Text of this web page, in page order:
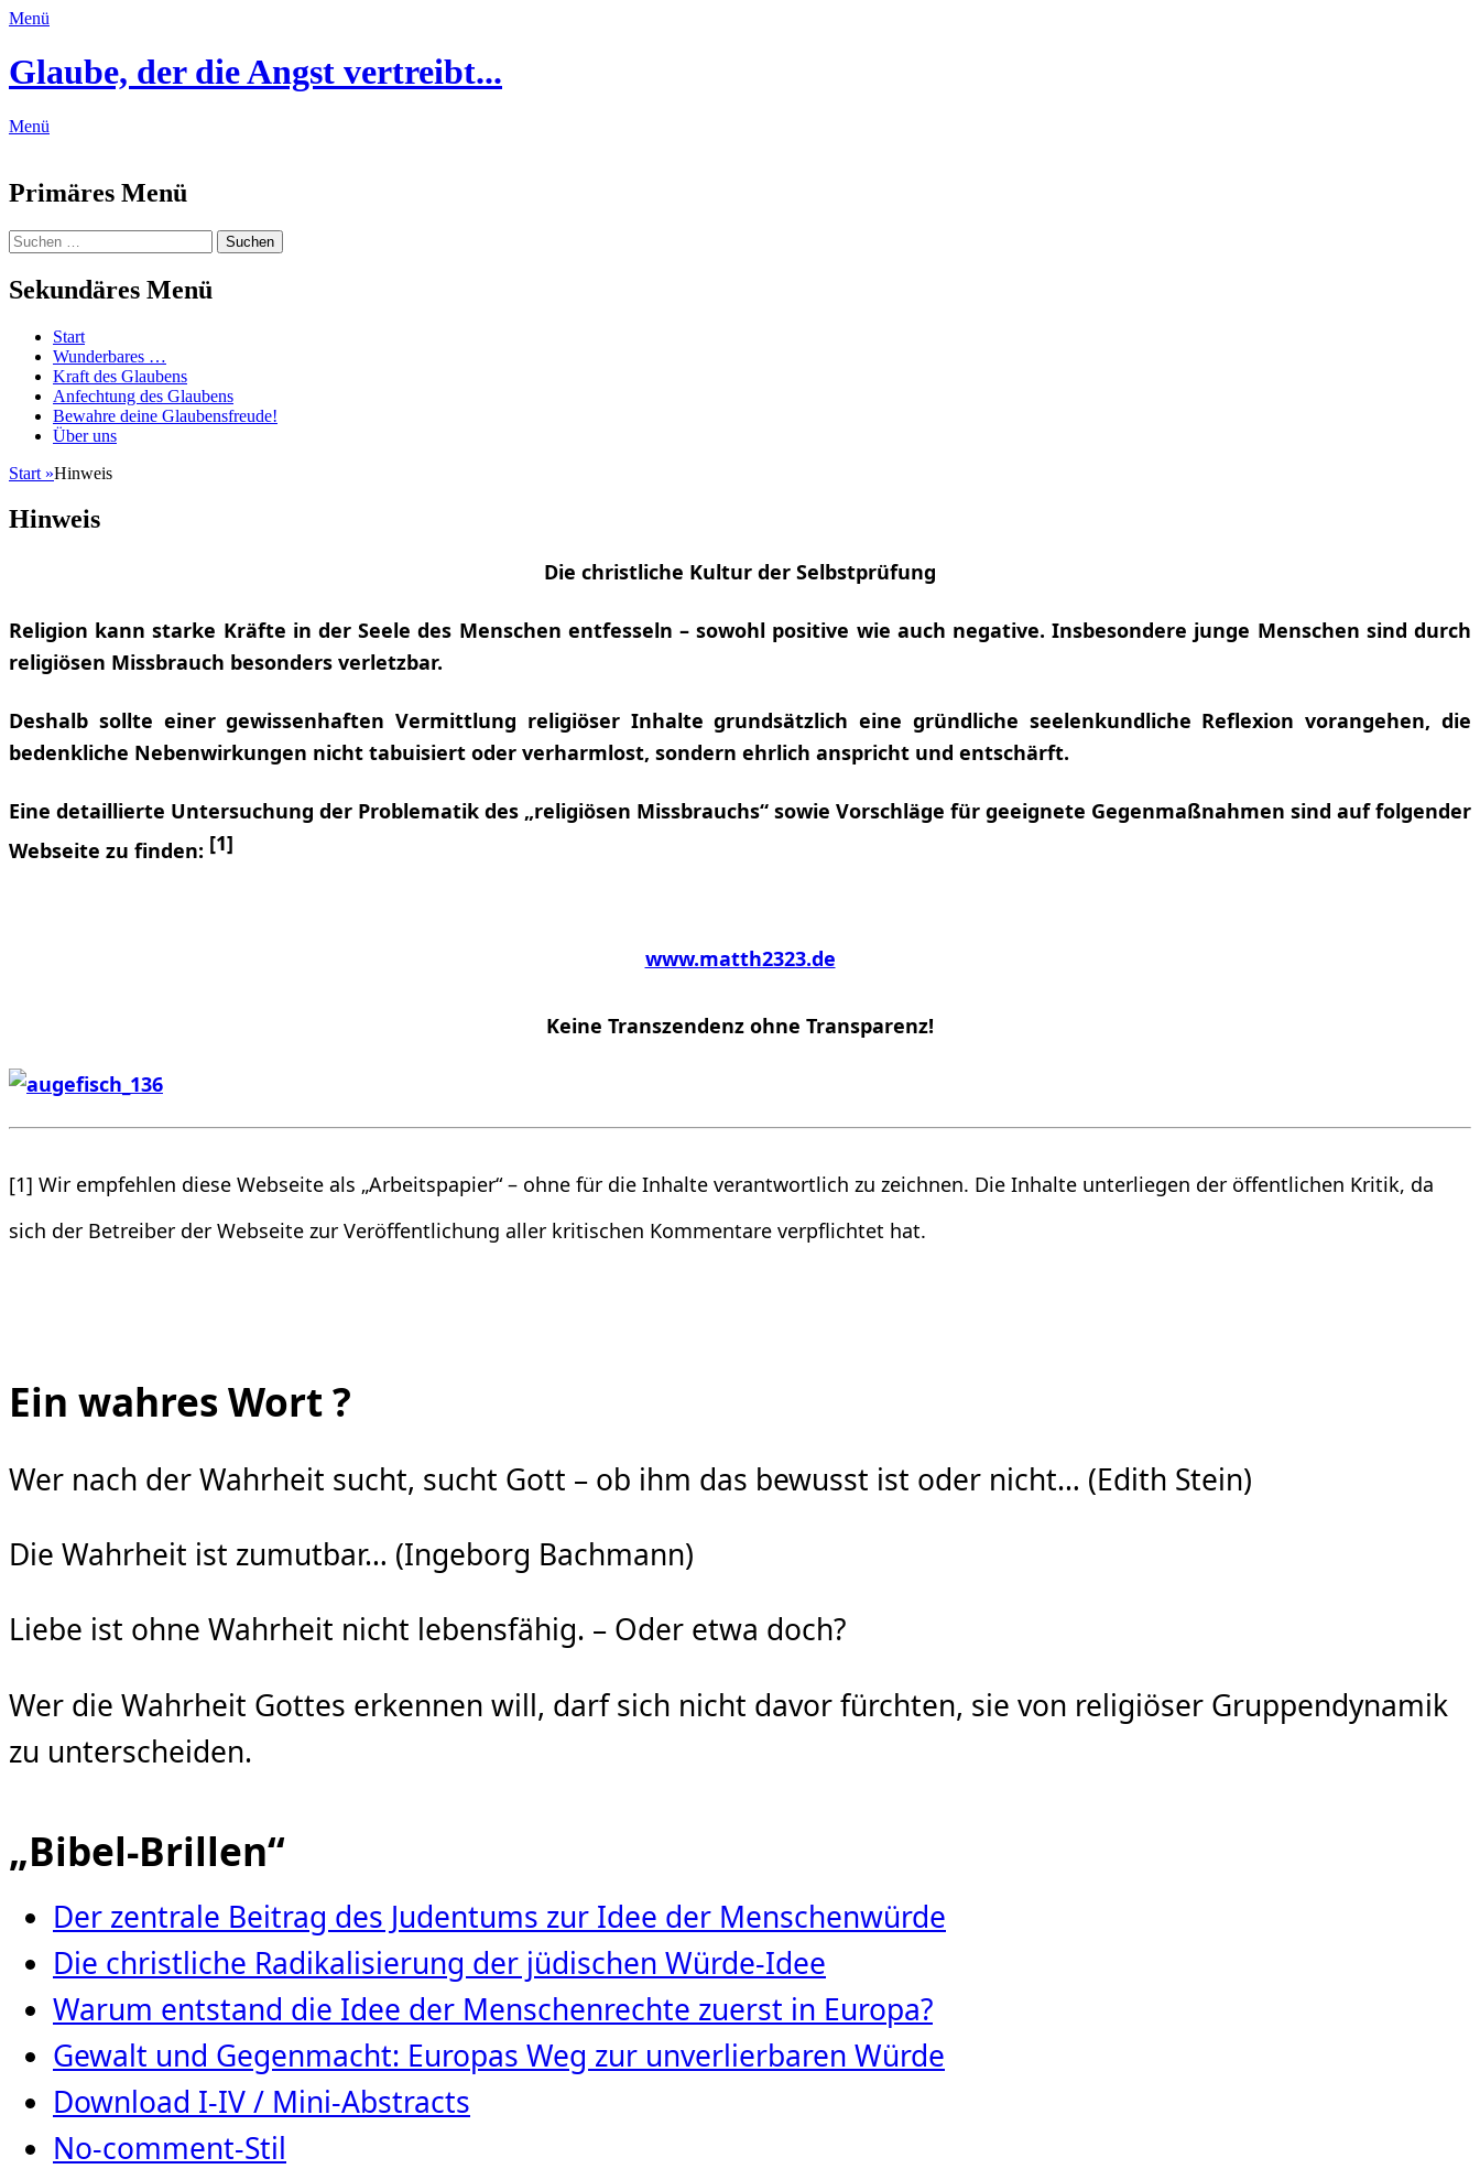
Menü
Glaube, der die Angst vertreibt...
Menü
Primäres Menü
Zum
Inhalt
springen
Suchen
Suchen
nach:
Sekundäres Menü
Zum
Inhalt
springen
Start
Wunderbares …
Kraft des Glaubens
Anfechtung des Glaubens
Bewahre deine Glaubensfreude!
Über uns
Start »Hinweis
Hinweis
Die christliche Kultur der Selbstprüfung
Religion kann starke Kräfte in der Seele des Menschen entfesseln – sowohl positive wie auch negative. Insbesondere junge Menschen sind durch
religiösen Missbrauch besonders verletzbar.
Deshalb sollte einer gewissenhaften Vermittlung religiöser Inhalte grundsätzlich eine gründliche seelenkundliche Reflexion vorangehen, die
bedenkliche Nebenwirkungen nicht tabuisiert oder verharmlost, sondern ehrlich anspricht und entschärft.
Eine detaillierte Untersuchung der Problematik des „religiösen Missbrauchs“ sowie Vorschläge für geeignete Gegenmaßnahmen sind auf folgender
Webseite zu finden: [1]
www.matth2323.de
Keine Transzendenz ohne Transparenz!
[1] Wir empfehlen diese Webseite als „Arbeitspapier“ – ohne für die Inhalte verantwortlich zu zeichnen. Die Inhalte unterliegen der öffentlichen Kritik, da
sich der Betreiber der Webseite zur Veröffentlichung aller kritischen Kommentare verpflichtet hat.
Ein wahres Wort ?
Wer nach der Wahrheit sucht, sucht Gott – ob ihm das bewusst ist oder nicht… (Edith Stein)
Die Wahrheit ist zumutbar… (Ingeborg Bachmann)
Liebe ist ohne Wahrheit nicht lebensfähig. – Oder etwa doch?
Wer die Wahrheit Gottes erkennen will, darf sich nicht davor fürchten, sie von religiöser Gruppendynamik
zu unterscheiden.
„Bibel-Brillen“
Der zentrale Beitrag des Judentums zur Idee der Menschenwürde
Die christliche Radikalisierung der jüdischen Würde‑Idee
Warum entstand die Idee der Menschenrechte zuerst in Europa?
Gewalt und Gegenmacht: Europas Weg zur unverlierbaren Würde
Download I-IV / Mini-Abstracts
No-comment-Stil